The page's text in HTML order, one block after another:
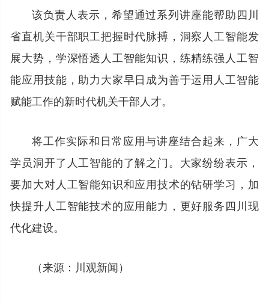
该负责人表示，希望通过系列讲座能帮助四川
省直机关干部职工把握时代脉搏，洞察人工智能发
展大势，学深悟透人工智能知识，练精练强人工智
能应用技能，助力大家早日成为善于运用人工智能
赋能工作的新时代机关干部人才。
将工作实际和日常应用与讲座结合起来，广大
学员洞开了人工智能的了解之门。大家纷纷表示，
要加大对人工智能知识和应用技术的钻研学习，加
快提升人工智能技术的应用能力，更好服务四川现
代化建设。
（来源：川观新闻）